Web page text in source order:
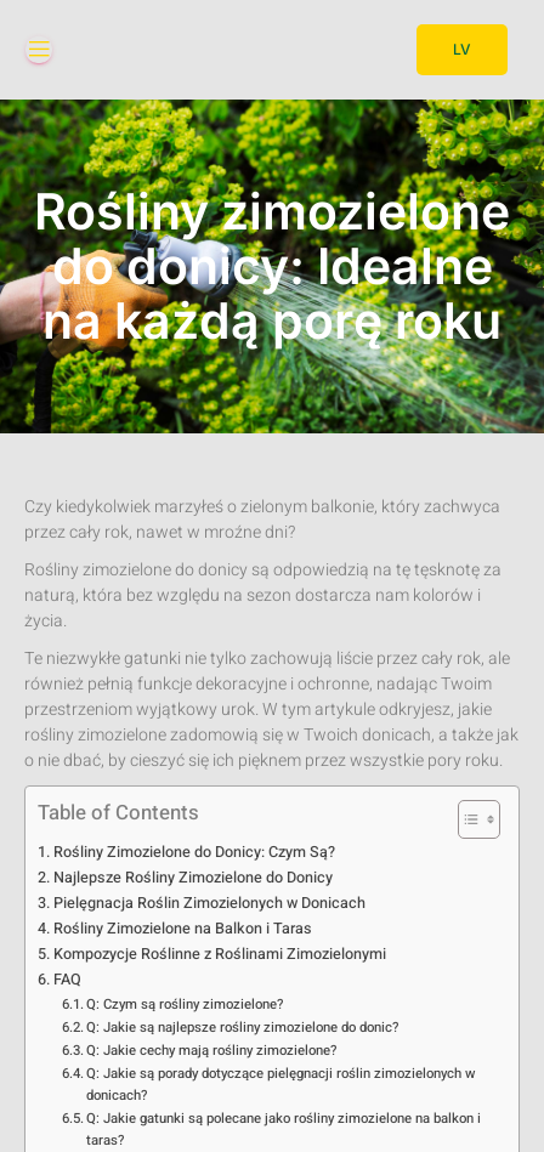
LV
Rośliny zimozielone
do donicy: Idealne
na każdą porę roku
Czy kiedykolwiek marzyłeś o zielonym balkonie, który zachwyca
przez cały rok, nawet w mroźne dni?
Rośliny zimozielone do donicy są odpowiedzią na tę tęsknotę za
naturą, która bez względu na sezon dostarcza nam kolorów i
życia.
Te niezwykłe gatunki nie tylko zachowują liście przez cały rok, ale
również pełnią funkcje dekoracyjne i ochronne, nadając Twoim
przestrzeniom wyjątkowy urok. W tym artykule odkryjesz, jakie
rośliny zimozielone zadomowią się w Twoich donicach, a także jak
o nie dbać, by cieszyć się ich pięknem przez wszystkie pory roku.
Table of Contents
Rośliny Zimozielone do Donicy: Czym Są?
Najlepsze Rośliny Zimozielone do Donicy
Pielęgnacja Roślin Zimozielonych w Donicach
Rośliny Zimozielone na Balkon i Taras
Kompozycje Roślinne z Roślinami Zimozielonymi
FAQ
Q: Czym są rośliny zimozielone?
Q: Jakie są najlepsze rośliny zimozielone do donic?
Q: Jakie cechy mają rośliny zimozielone?
Q: Jakie są porady dotyczące pielęgnacji roślin zimozielonych w
donicach?
Q: Jakie gatunki są polecane jako rośliny zimozielone na balkon i
taras?